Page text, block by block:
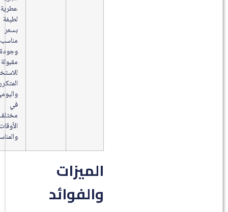
للاستخدام
واليومي
والمناسبات.
الميزات
والفوائد